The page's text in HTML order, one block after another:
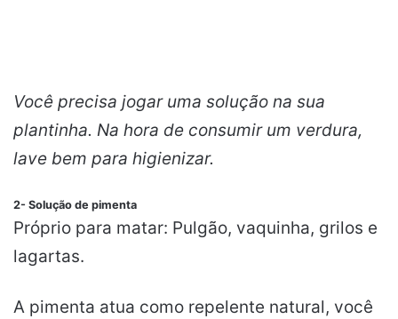
Você precisa jogar uma solução na sua
plantinha. Na hora de consumir um verdura,
lave bem para higienizar.
2- Solução de pimenta
Próprio para matar: Pulgão, vaquinha, grilos e
lagartas.
A pimenta atua como repelente natural, você